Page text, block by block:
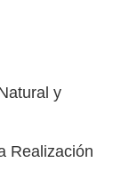
y
Realización